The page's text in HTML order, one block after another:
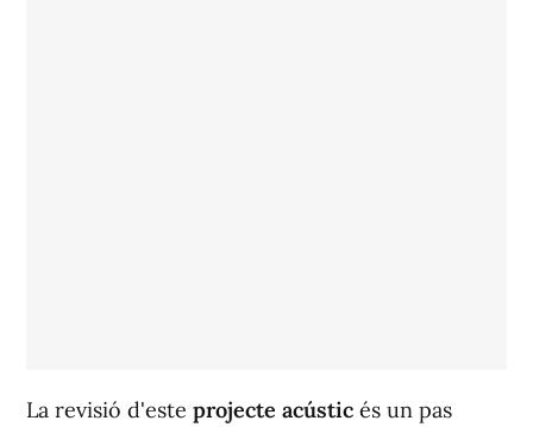
La revisió d'este projecte acústic és un pas